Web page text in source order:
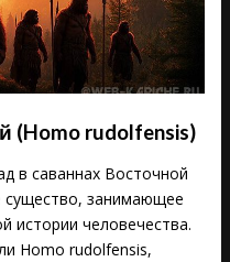
rudolfensis)
в саваннах Восточной
существо, занимающее
истории человечества.
Homo rudolfensis,